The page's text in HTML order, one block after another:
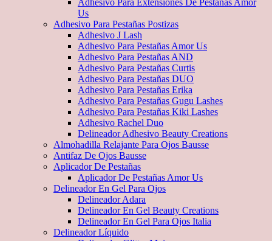
Us
Adhesivo Para Pestañas Postizas
Adhesivo J Lash
Adhesivo Para Pestañas Amor Us
Adhesivo Para Pestañas AND
Adhesivo Para Pestañas Curtis
Adhesivo Para Pestañas DUO
Adhesivo Para Pestañas Erika
Adhesivo Para Pestañas Gugu Lashes
Adhesivo Para Pestañas Kiki Lashes
Adhesivo Rachel Duo
Delineador Adhesivo Beauty Creations
Almohadilla Relajante Para Ojos Bausse
Antifaz De Ojos Bausse
Aplicador De Pestañas
Aplicador De Pestañas Amor Us
Delineador En Gel Para Ojos
Delineador Adara
Delineador En Gel Beauty Creations
Delineador En Gel Para Ojos Italia
Delineador Líquido